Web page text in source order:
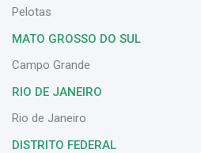
Pelotas
MATO GROSSO DO SUL
Campo Grande
RIO DE JANEIRO
Rio de Janeiro
DISTRITO FEDERAL